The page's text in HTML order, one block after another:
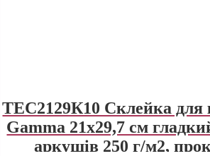
TEC2129К10 Склейка для
Gamma 21х29,7 см
аркушів 250 г/м2,